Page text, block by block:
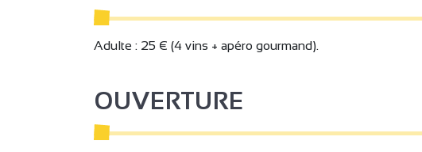
Adulte : 25 € (4 vins + apéro gourmand).
OUVERTURE